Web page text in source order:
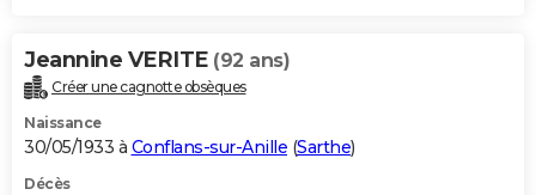
Jeannine VERITE (92 ans)
Créer une cagnotte obsèques
Naissance
30/05/1933 à Conflans-sur-Anille (Sarthe)
Décès